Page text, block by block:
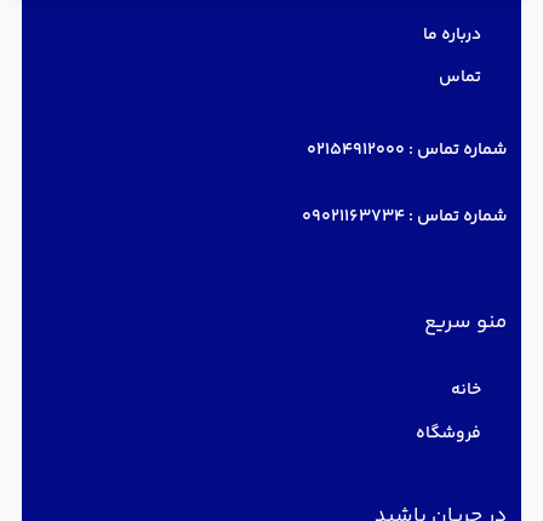
درباره ما
تماس
شماره تماس : 02154912000
شماره تماس :09021163734
منو سریع
خانه
فروشگاه